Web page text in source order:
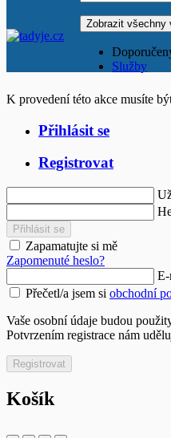
Zobrazit všechny
Služby
K provedení této akce musíte
Přihlásit se
Registrovat
Přihlásit se
Zapamatujte si mě
Zapomenuté heslo?
Přečetl/a jsem si obchodní
Vaše osobní údaje budou
Potvrzením registrace nám
Registrovat
Košík